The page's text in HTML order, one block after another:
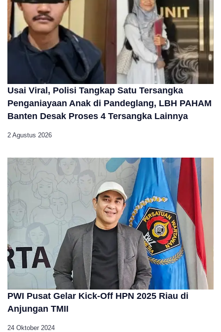
Usai Viral, Polisi Tangkap Satu Tersangka
Penganiayaan Anak di Pandeglang, LBH PAHAM
Banten Desak Proses 4 Tersangka Lainnya
2 Agustus 2026
PWI Pusat Gelar Kick-Off HPN 2025 Riau di
Anjungan TMII
24 Oktober 2024